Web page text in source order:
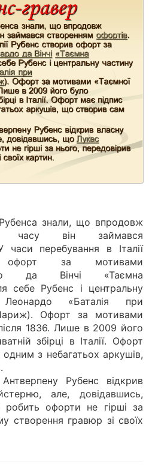
знали, що впродовж
часу він займався
перебування в Італії
офорт за мотивами
да Вінчі «Таємна
себе Рубенс і центральну
«Баталія при
Офорт за мотивами
1836. Лише в 2009 його
збірці в Італії. Офорт
з небагатьох аркушів,
Рубенс відкрив
але, довідавшись,
офорти не гірші за
створення гравюр зі своїх